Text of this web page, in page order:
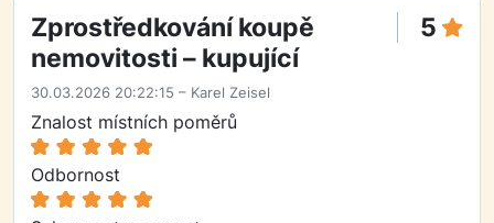
Zprostředkování koupě
nemovitosti – kupující
5
30.03.2026 20:22:15 – Karel Zeisel
Znalost místních poměrů
Odbornost